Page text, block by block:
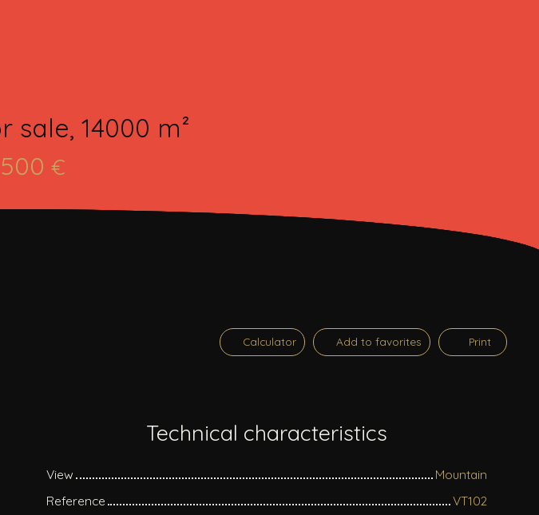
sale, 14000 m²
€
Calculator Add to favorites Print
Technical characteristics
View
Mountain
Reference
VT102